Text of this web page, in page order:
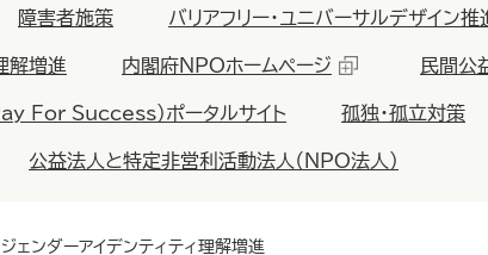
障害者施策 バリアフリー・ユニバーサルデザイン推
解増進 内閣府NPOホームページ 民間公
For Success）ポータルサイト 孤独・孤立対策
公益法人と特定非営利活動法人（NPO法人）
ェンダーアイデンティティ理解増進